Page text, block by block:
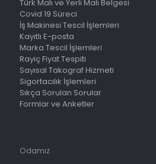
Türk Malı ve Yerli Malı Belgesi
Covid 19 Süreci
İş Makinesi Tescil İşlemleri
Kayıtlı E-posta
Marka Tescil İşlemleri
Rayiç Fiyat Tespiti
Sayısal Takograf Hizmeti
Sigortacılık İşlemleri
Sıkça Sorulan Sorular
Formlar ve Anketler
Odamız